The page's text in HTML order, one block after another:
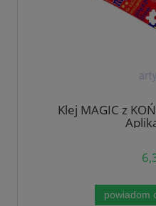
Klej MAGIC z
powiadom